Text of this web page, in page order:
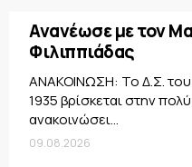
Ανανέωσε με τον
Φιλιππιάδας
ΑΝΑΚΟΙΝΩΣΗ: Το Δ.Σ. του
1935 βρίσκεται στην
ανακοινώσει...
09.08.2026